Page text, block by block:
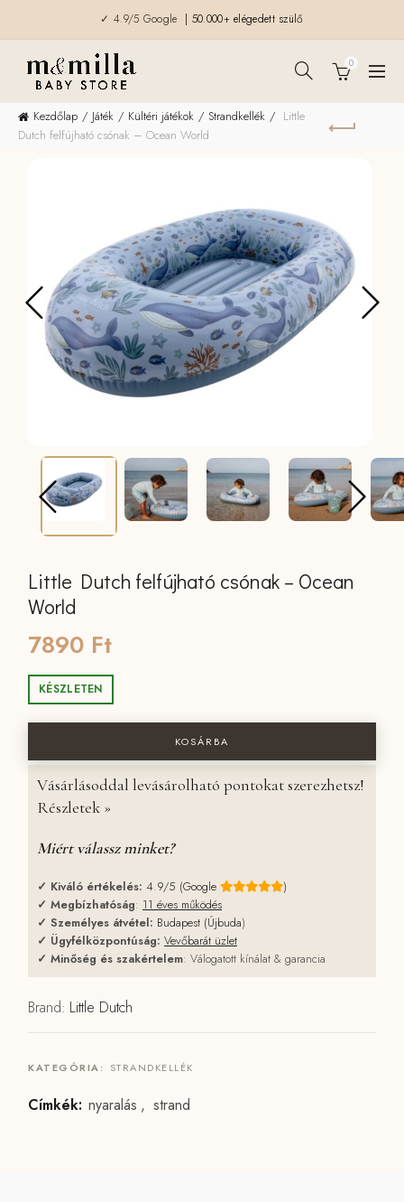
✓ 4.9/5 Google | 50.000+ elégedett szülő
0
Kezdőlap Játék Kültéri játékok Strandkellék
Little
Dutch felfújható csónak – Ocean World
Little Dutch felfújható csónak – Ocean
World
7890 Ft
KÉSZLETEN
Little Dutch felfújható csónak - Ocean
KOSÁRBA
Vásárlásoddal levásárolható pontokat szerezhetsz!
Részletek »
Miért válassz minket?
✓ Kiváló értékelés: 4.9/5 (Google
)
✓ Megbízhatóság: 11 éves működés
✓ Személyes átvétel: Budapest (Újbuda)
✓ Ügyfélközpontúság: Vevőbarát üzlet
✓ Minőség és szakértelem: Válogatott kínálat & garancia
Brand: Little Dutch
KATEGÓRIA: STRANDKELLÉK
Címkék: nyaralás , strand